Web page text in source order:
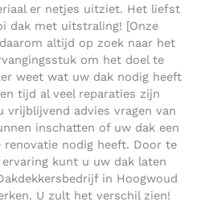
er netjes uitziet. Het liefst
dak met uitstraling! [Onze
altijd op zoek naar het
om het doel te
weet wat uw dak nodig heeft
tijd al veel reparaties zijn
vrijblijvend advies vragen van
inschatten of uw dak een
nodig heeft. Door te
kunt u uw dak laten
in Hoogwoud
U zult het verschil zien!